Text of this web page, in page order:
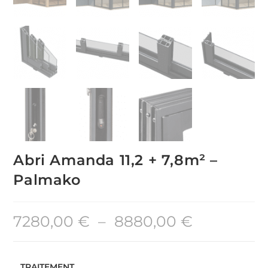
Abri Amanda 11,2 + 7,8m² –
Palmako
7280,00 € – 8880,00 €